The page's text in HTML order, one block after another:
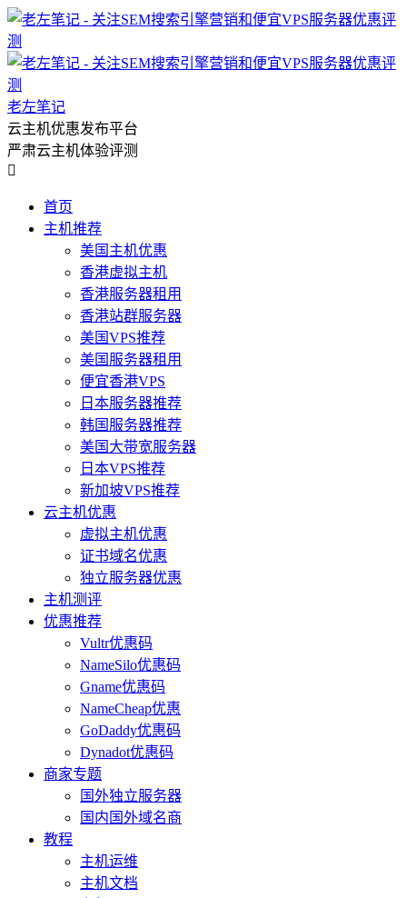
老左笔记
云主机优惠发布平台
严肃云主机体验评测

首页
主机推荐
美国主机优惠
香港虚拟主机
香港服务器租用
香港站群服务器
美国VPS推荐
美国服务器租用
便宜香港VPS
日本服务器推荐
韩国服务器推荐
美国大带宽服务器
日本VPS推荐
新加坡VPS推荐
云主机优惠
虚拟主机优惠
证书域名优惠
独立服务器优惠
主机测评
优惠推荐
Vultr优惠码
NameSilo优惠码
Gname优惠码
NameCheap优惠
GoDaddy优惠码
Dynadot优惠码
商家专题
国外独立服务器
国内国外域名商
教程
主机运维
主机文档